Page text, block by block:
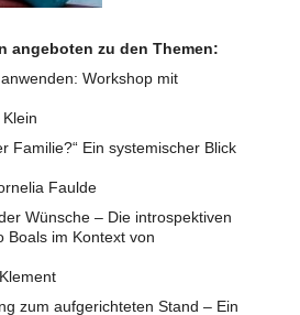
angeboten zu den Themen:
Workshop mit
Familie?“ Ein systemischer Blick
Faulde
Wünsche – Die introspektiven
Boals im Kontext von
zum aufge­rich­teten Stand – Ein